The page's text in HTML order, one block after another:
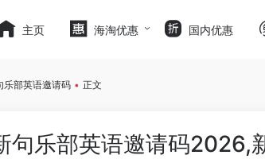
主页 海淘优惠 国内优惠
乐部英语邀请码 • 正文
句乐部英语邀请码2026,